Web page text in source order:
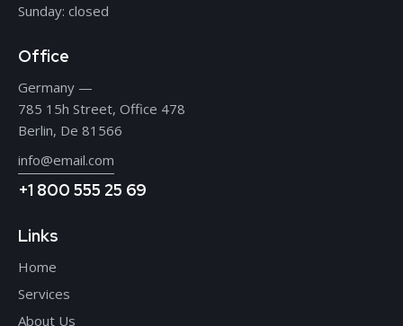
Sunday: closed
Office
Germany —
785 15h Street, Office 478
Berlin, De 81566
info@email.com
+1 800 555 25 69
Links
Home
Services
About Us